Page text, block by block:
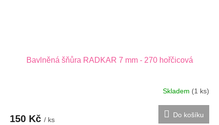
Bavlněná šňůra RADKAR 7 mm - 270 hořčicová
Skladem (1 ks)
150 Kč / ks
Do košíku